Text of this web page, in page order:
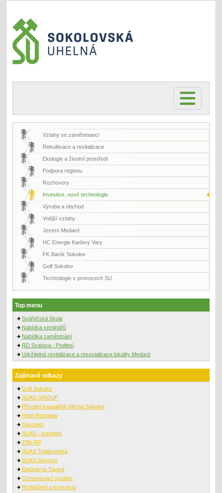
Vztahy se zaměstnanci
Rekultivace a revitalizace
Ekologie a životní prostředí
Podpora regionu
Rozhovory
Investice, nové technologie
Výroba a obchod
Vnější vztahy
Jezero Medard
HC Energie Karlovy Vary
FK Baník Sokolov
Golf Sokolov
Technologie v provozech SU
Top menu
Svářečská škola
Nabídka seminářů
Nabídka zaměstnání
RD Svatava - Podlesí
Udržitelná revitalizace a resocializace lokality Medard
Zajímavé odkazy
Golf Sokolov
SUAS GROUP
Přírodní koupaliště Michal Sokolov
Hotel Romania
Sokorest
SUAS - stavební
ZPA-RP
SUAS Teplárenská
SUAS Servisni
Elektrárna Tisová
Oznamovací systém
Prohlášení o koncernu